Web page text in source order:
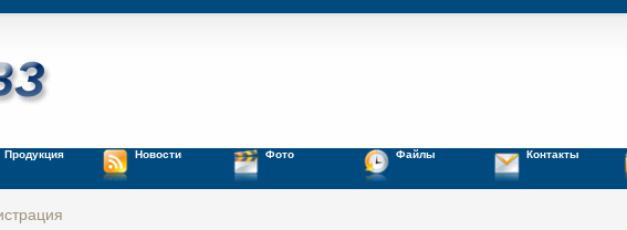
Продукция Новости Фото Файлы Контакты